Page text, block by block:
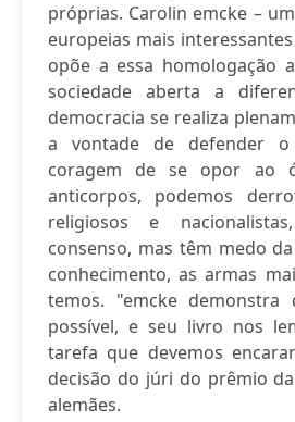
próprias. Carolin emcke –
europeias mais
opõe a essa homologação
sociedade aberta a
democracia se realiza
a vontade de defender
coragem de se opor ao
anticorpos, podemos
religiosos e
consenso, mas têm medo
conhecimento, as armas
temos. "emcke
possível, e seu livro nos
tarefa que devemos
decisão do júri do prêmio
alemães.